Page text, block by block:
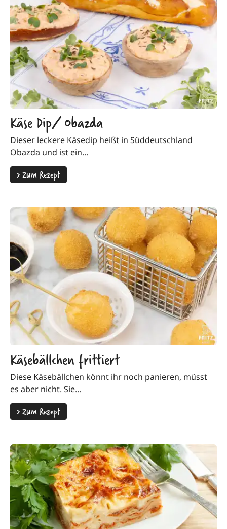
Käse Dip/ Obazda
Dieser leckere Käsedip heißt in Süddeutschland
Obazda und ist ein...
>Zum Rezept
Käsebällchen frittiert
Diese Käsebällchen könnt ihr noch panieren, müsst
es aber nicht. Sie...
>Zum Rezept